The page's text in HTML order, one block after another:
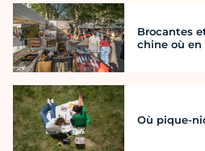
Brocantes
chine où en
Où pique-